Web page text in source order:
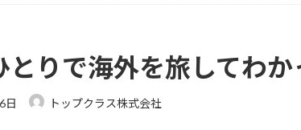
とりで海外を旅してわ
日 トップクラス株式会社